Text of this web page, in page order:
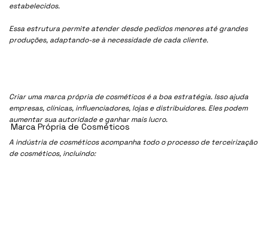
estabelecidos.
Essa estrutura permite atender desde pedidos menores até grandes
produções, adaptando-se à necessidade de cada cliente.
Criar uma marca própria de cosméticos é a boa estratégia. Isso ajuda
empresas, clínicas, influenciadores, lojas e distribuidores. Eles podem
aumentar sua autoridade e ganhar mais lucro.
A indústria de cosméticos acompanha todo o processo de terceirização
de cosméticos, incluindo:
Marca Própria de Cosméticos